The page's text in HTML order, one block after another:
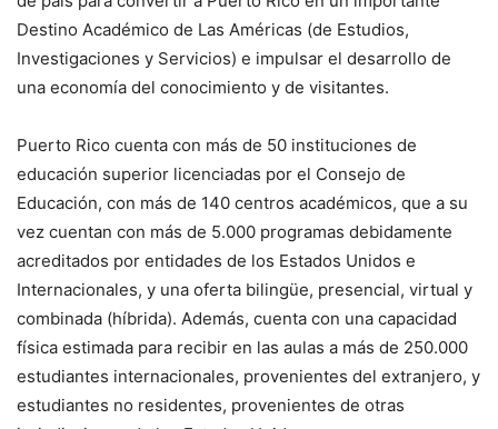
Destino Académico de Las Américas (de Estudios,
Investigaciones y Servicios) e impulsar el desarrollo de
una economía del conocimiento y de visitantes.
Puerto Rico cuenta con más de 50 instituciones de
educación superior licenciadas por el Consejo de
Educación, con más de 140 centros académicos, que a su
vez cuentan con más de 5.000 programas debidamente
acreditados por entidades de los Estados Unidos e
Internacionales, y una oferta bilingüe, presencial, virtual y
combinada (híbrida). Además, cuenta con una capacidad
física estimada para recibir en las aulas a más de 250.000
estudiantes internacionales, provenientes del extranjero, y
estudiantes no residentes, provenientes de otras